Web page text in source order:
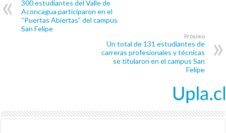
300 estudiantes del Valle de
Aconcagua participaron en el
“Puertas Abiertas” del campus
San Felipe
Próximo
Un total de 131 estudiantes de
carreras profesionales y técnicas
se titularon en el campus San
Felipe